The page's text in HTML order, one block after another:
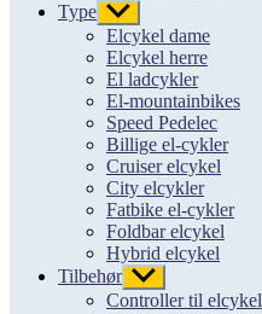
Type Vis
undermenu
Elcykel dame
Elcykel herre
El ladcykler
El-mountainbikes
Speed Pedelec
Billige el-cykler
Cruiser elcykel
City elcykler
Fatbike el-cykler
Foldbar elcykel
Hybrid elcykel
Tilbehør Vis
undermenu
Controller til elcykel